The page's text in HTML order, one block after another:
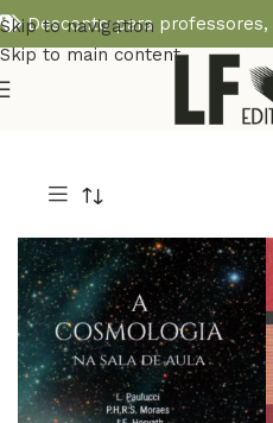
Skip to navigation
Skip to main content
Desconto para professores,